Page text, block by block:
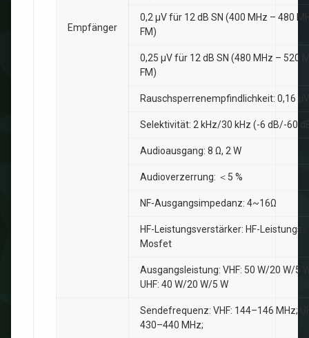
Empfänger
0,2 µV für 12 dB SN (400 MHz – 480
FM)
0,25 µV für 12 dB SN (480 MHz – 520
FM)
Rauschsperrenempfindlichkeit: 0,16 µV
Selektivität: 2 kHz/30 kHz (-6 dB/-60
Audioausgang: 8 Ω, 2 W
Audioverzerrung: ＜5 %
NF-Ausgangsimpedanz: 4~16Ω
HF-Leistungsverstärker: HF-Leistungs-
Mosfet
Ausgangsleistung: VHF: 50 W/20 W/5
UHF: 40 W/20 W/5 W
Sendefrequenz: VHF: 144–146 MHz;
430–440 MHz;